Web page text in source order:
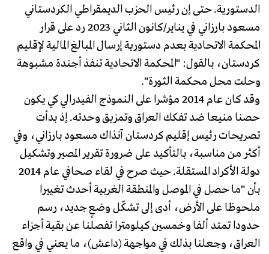
الدستورية. حتى إن رئيس الحزب الديمقراطي الكردستاني
مسعود بارزاني في يناير/كانون الثاني 2023 رد على قرار
المحكمة الاتحادية بعدم دستورية إرسال المبالغ المالية لإقليم
كردستان، بالقول: "المحكمة الاتحادية تنفذ أجندة مشبوهة
وحلت محل محكمة الثورة".
وقد كان عام 2014 مؤشرا على النموذج الفيدرالي كي يكون
حصنا منيعا ضد تفكك العراق وتمزيق وحدته. إذ بدأت
تصريحات رئيس إقليم كردستان آنذاك مسعود بارزاني، وفي
أكثر من مناسبة، بالتأكيد على ضرورة تقرير المصير وتشكيل
دولة الأكراد المستقلة. حيث صرح في لقاء صحافي عام 2014
بأن "ما حصل في الموصل والمنطقة الغربية أحدث تغييرا
ملحوظا على الأرض، أدى إلى تشكّل وضعٍ جديد، رسم
حدودا تمتد ألفا وخمسين كيلومترا تفصلنا عن بقية أجزاء
العراق، وجعلنا بذلك في مواجهة (داعش)، ما يعني في واقع